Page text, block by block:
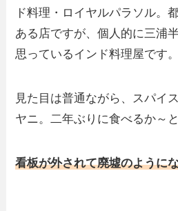
ド料理・ロイヤルパラソル。
ある店ですが、個人的に三浦
思っているインド料理屋です。
見た目は普通ながら、スパイ
ヤニ。二年ぶりに食べるか～
看板が外されて廃墟のように